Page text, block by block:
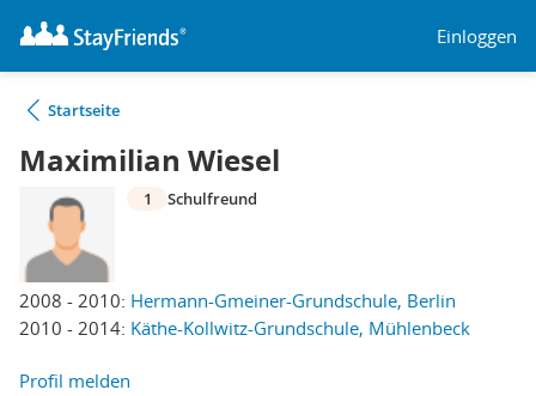
Einloggen
Startseite
Maximilian Wiesel
2008 - 2010: Hermann-Gmeiner-Grundschule, Berlin
2010 - 2014: Käthe-Kollwitz-Grundschule, Mühlenbeck
1 Schulfreund
Profil melden